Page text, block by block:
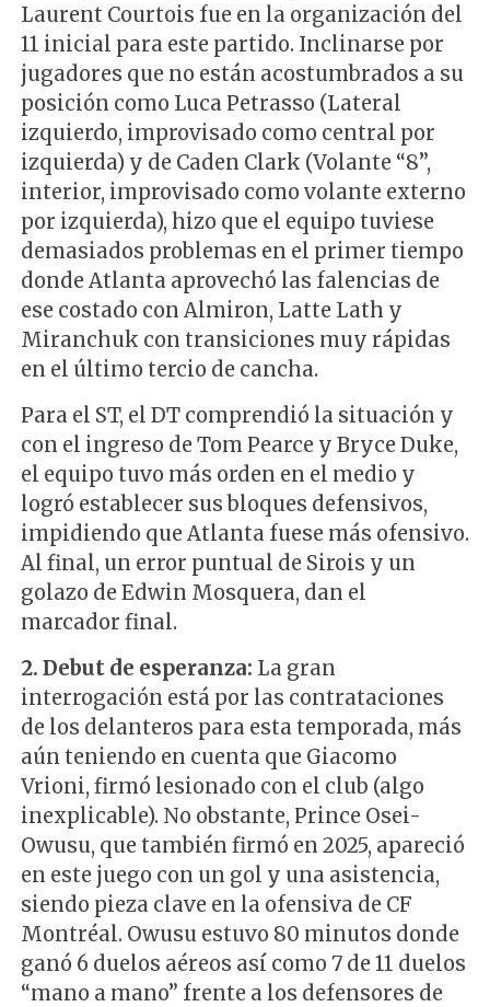
Laurent Courtois fue en la organización del
11 inicial para este partido. Inclinarse por
jugadores que no están acostumbrados a su
posición como Luca Petrasso (Lateral
izquierdo, improvisado como central por
izquierda) y de Caden Clark (Volante “8”,
interior, improvisado como volante externo
por izquierda), hizo que el equipo tuviese
demasiados problemas en el primer tiempo
donde Atlanta aprovechó las falencias de
ese costado con Almiron, Latte Lath y
Miranchuk con transiciones muy rápidas
en el último tercio de cancha.
Para el ST, el DT comprendió la situación y
con el ingreso de Tom Pearce y Bryce Duke,
el equipo tuvo más orden en el medio y
logró establecer sus bloques defensivos,
impidiendo que Atlanta fuese más ofensivo.
Al final, un error puntual de Sirois y un
golazo de Edwin Mosquera, dan el
marcador final.
2. Debut de esperanza: La gran
interrogación está por las contrataciones
de los delanteros para esta temporada, más
aún teniendo en cuenta que Giacomo
Vrioni, firmó lesionado con el club (algo
inexplicable). No obstante, Prince Osei-
Owusu, que también firmó en 2025, apareció
en este juego con un gol y una asistencia,
siendo pieza clave en la ofensiva de CF
Montréal. Owusu estuvo 80 minutos donde
ganó 6 duelos aéreos así como 7 de 11 duelos
“mano a mano” frente a los defensores de